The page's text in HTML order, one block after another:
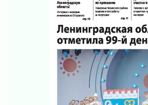
03 августа 2026
Ленобласть повышает
труда в ЖКХ
03 августа 2026
Поддержка
Ладожский мост